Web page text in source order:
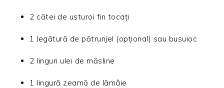
2 cătei de usturoi fin tocați
1 legătură de pătrunjel (opțional) sau busuioc
2 linguri ulei de măsline
1 lingură zeamă de lămâie